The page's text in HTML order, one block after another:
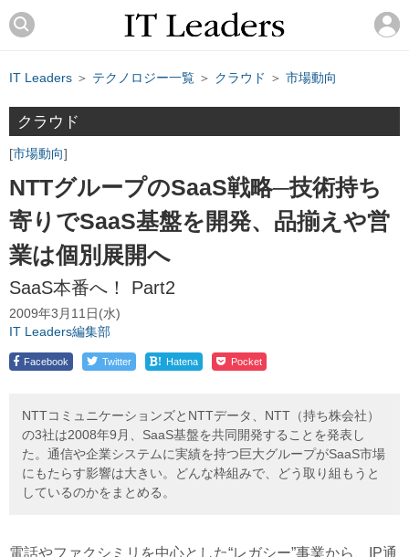
IT Leaders ＞ テクノロジー一覧 ＞ クラウド ＞ 市場動向
クラウド
市場動向
NTTグループのSaaS戦略─技術持ち
寄りでSaaS基盤を開発、品揃えや営
業は個別展開へ
SaaS本番へ！ Part2
2009年3月11日(水)
IT Leaders編集部
Facebook Twitter ! Hatena Pocket
NTTコミュニケーションズとNTTデータ、NTT（持ち株会社）
の3社は2008年9月、SaaS基盤を共同開発することを発表し
た。通信や企業システムに実績を持つ巨大グループがSaaS市場
にもたらす影響は大きい。どんな枠組みで、どう取り組もうと
しているのかをまとめる。
電話やファクシミリを中心とした“レガシー”事業から、IP通